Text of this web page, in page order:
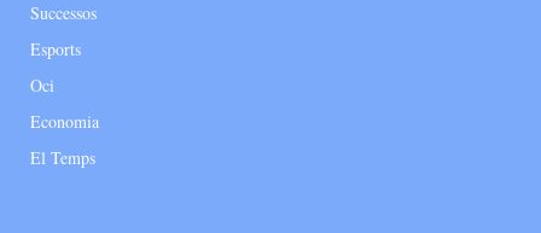
Successos
Esports
Oci
Economia
El Temps